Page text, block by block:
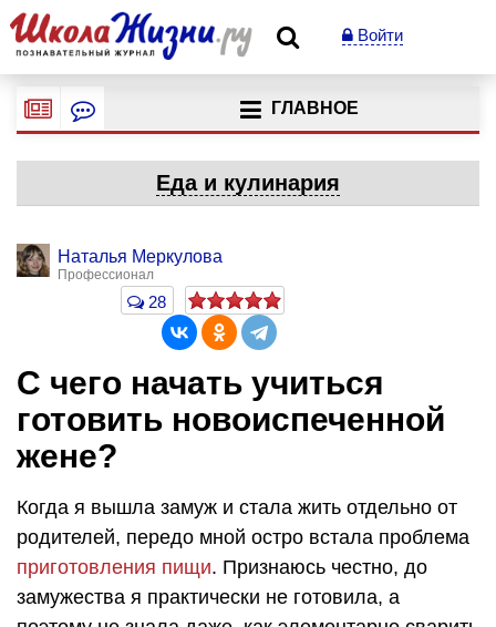
Войти
ГЛАВНОЕ
Еда и кулинария
Наталья Меркулова
Профессионал
28
С чего начать учиться
готовить новоиспеченной
жене?
Когда я вышла замуж и стала жить отдельно от
родителей, передо мной остро встала проблема
приготовления пищи. Признаюсь честно, до
замужества я практически не готовила, а